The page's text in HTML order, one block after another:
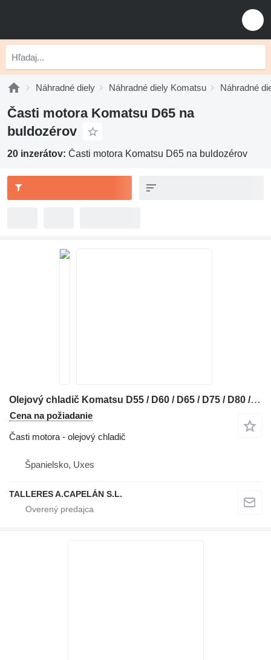
Náhradné diely Náhradné diely Komatsu Náhradné
Časti motora Komatsu D65 na
buldozérov
20 inzerátov: Časti motora Komatsu D65 na buldozérov
Olejový chladič Komatsu D55 / D60 / D65 / D75 / D80 / EC170 / EG150 / EG175 / WS16 / GD3 na buldozéra Komatsu D65
Cena na požiadanie
Časti motora - olejový chladič
Španielsko, Uxes
TALLERES A.CAPELÁN S.L.